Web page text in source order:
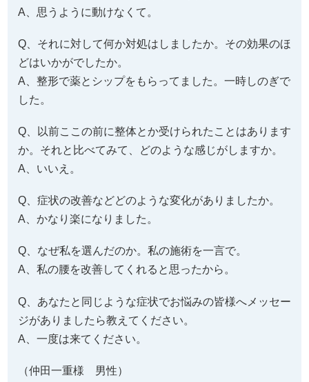
A、思うように動けなくて。
Q、それに対して何か対処はしましたか。その効果のほ
どはいかがでしたか。
A、整形で薬とシップをもらってました。一時しのぎで
した。
Q、以前ここの前に整体とか受けられたことはあります
か。それと比べてみて、どのような感じがしますか。
A、いいえ。
Q、症状の改善などどのような変化がありましたか。
A、かなり楽になりました。
Q、なぜ私を選んだのか。私の施術を一言で。
A、私の腰を改善してくれると思ったから。
Q、あなたと同じような症状でお悩みの皆様へメッセー
ジがありましたら教えてください。
A、一度は来てください。
（仲田一重様 男性）